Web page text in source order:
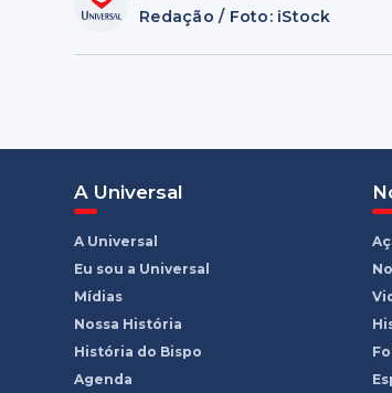
Redação / Foto: iStock
A Universal
A Universal
Eu sou a Universal
Mídias
Nossa História
História do Bispo
Agenda